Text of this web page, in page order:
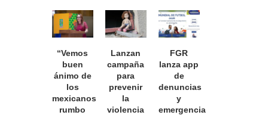
“Vemos
buen
ánimo de
los
mexicanos
rumbo
Lanzan
campaña
para
prevenir
la
violencia
FGR
lanza app
de
denuncias
y
emergencias